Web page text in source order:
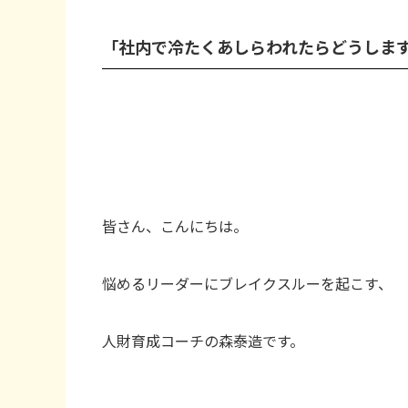
「社内で冷たくあしらわれたらどうしま
皆さん、こんにちは。
悩めるリーダーにブレイクスルーを起こす、
人財育成コーチの森泰造です。